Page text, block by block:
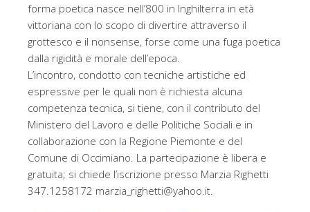
forma poetica nasce nell’800 in Inghilterra in età
vittoriana con lo scopo di divertire attraverso il
grottesco e il nonsense, forse come una fuga poetica
dalla rigidità e morale dell’epoca.
L’incontro, condotto con tecniche artistiche ed
espressive per le quali non è richiesta alcuna
competenza tecnica, si tiene, con il contributo del
Ministero del Lavoro e delle Politiche Sociali e in
collaborazione con la Regione Piemonte e del
Comune di Occimiano. La partecipazione è libera e
gratuita; si chiede l’iscrizione presso Marzia Righetti
347.1258172 marzia_righetti@yahoo.it.